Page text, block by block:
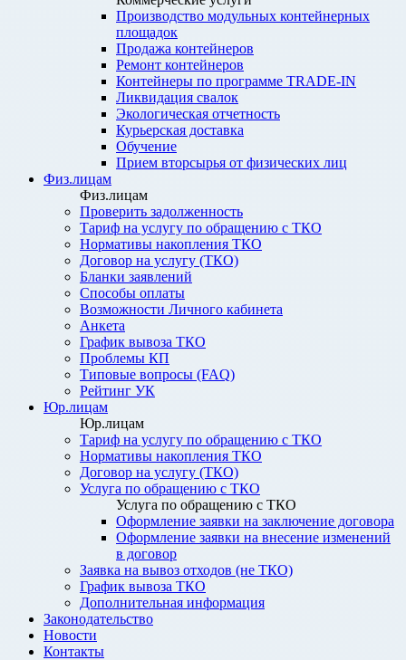
Производство модульных контейнерных
площадок
Продажа контейнеров
Ремонт контейнеров
Контейнеры по программе TRADE-IN
Ликвидация свалок
Экологическая отчетность
Курьерская доставка
Обучение
Прием вторсырья от физических лиц
Физ.лицам
Физ.лицам
Проверить задолженность
Тариф на услугу по обращению с ТКО
Нормативы накопления ТКО
Договор на услугу (ТКО)
Бланки заявлений
Способы оплаты
Возможности Личного кабинета
Анкета
График вывоза ТКО
Проблемы КП
Типовые вопросы (FAQ)
Рейтинг УК
Юр.лицам
Юр.лицам
Тариф на услугу по обращению с ТКО
Нормативы накопления ТКО
Договор на услугу (ТКО)
Услуга по обращению с ТКО
Услуга по обращению с ТКО
Оформление заявки на заключение договора
Оформление заявки на внесение изменений
в договор
Заявка на вывоз отходов (не ТКО)
График вывоза ТКО
Дополнительная информация
Законодательство
Новости
Контакты